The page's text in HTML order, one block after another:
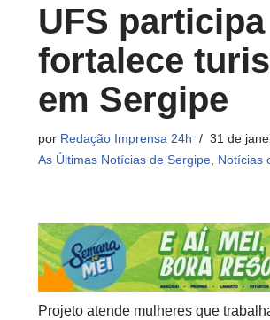
UFS
fortalece
em Sergipe
por Redação Imprensa 24h
31 de
As Últimas Notícias de Sergipe Notícias
Projeto atende mulheres que